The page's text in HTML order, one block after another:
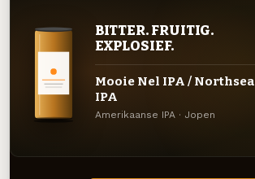
BITTER. FRUITIG.
EXPLOSIEF.
Mooie Nel IPA / Northsea
IPA
Amerikaanse IPA · Jopen